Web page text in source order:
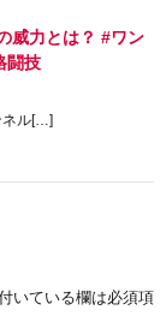
威力とは？ #ワン
闘技
ネル[…]
いている欄は必須項